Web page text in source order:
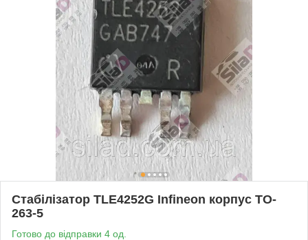
Стабілізатор TLE4252G Infineon корпус TO-
263-5
Готово до відправки 4 од.